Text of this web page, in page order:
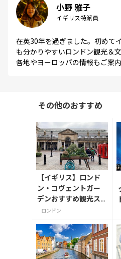
小野 雅子
イギリス特派員
在英30年を過ぎました。初めて
も分かりやすいロンドン観光＆
各地やヨーロッパの情報もご案
その他のおすすめ
【イギリス】ロンド
ン・コヴェントガー
デンおすすめ観光ス
ポット3つ！
ロンドン